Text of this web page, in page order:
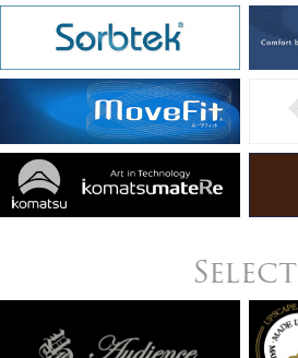
Select